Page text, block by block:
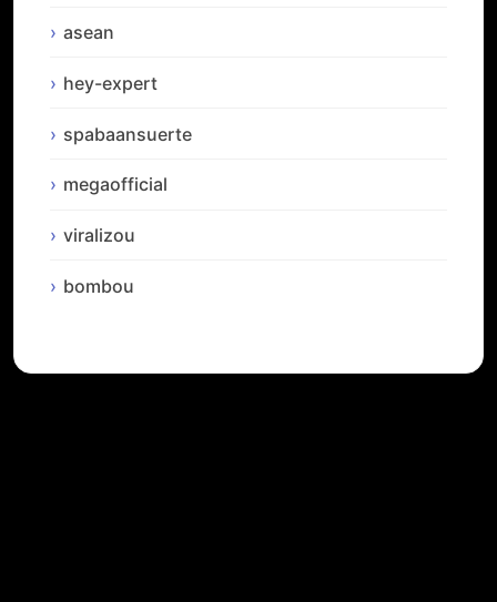
asean
hey-expert
spabaansuerte
megaofficial
viralizou
bombou